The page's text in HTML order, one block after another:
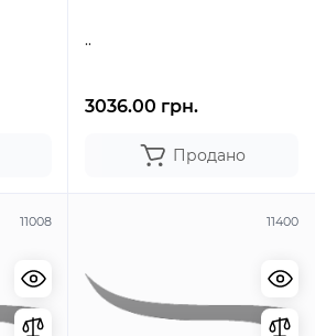
..
3036.00 грн.
Продано
11008 11400